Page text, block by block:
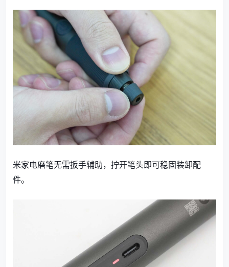
米家电磨笔无需扳手辅助，拧开笔头即可稳固装卸配
件。